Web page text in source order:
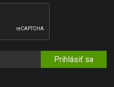
Prihlásiť sa